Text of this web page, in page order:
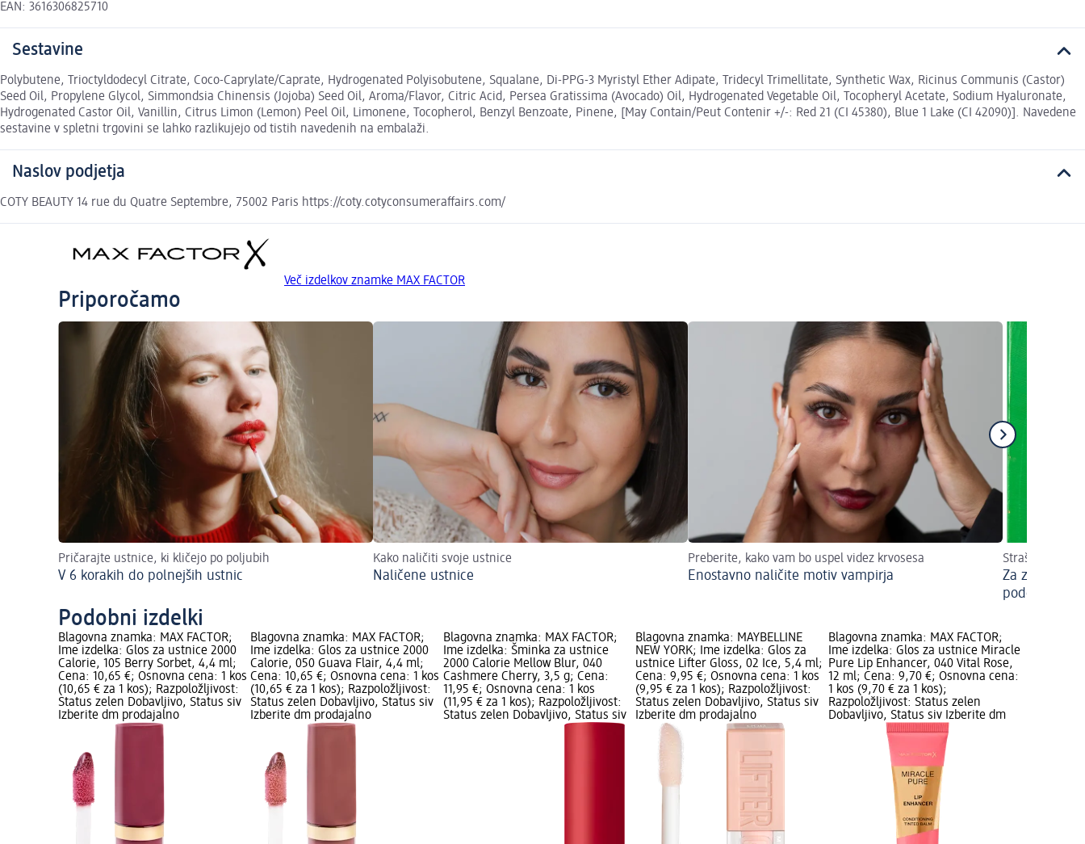
EAN: 3616306825710
Sestavine
Polybutene, Trioctyldodecyl Citrate, Coco-Caprylate/Caprate, Hydrogenated Polyisobutene, Squalane, Di-PPG-3 Myristyl Ether Adipate, Tridecyl Trimellitate, Synthetic Wax, Ricinus Communis (Castor)
Seed Oil, Propylene Glycol, Simmondsia Chinensis (Jojoba) Seed Oil, Aroma/Flavor, Citric Acid, Persea Gratissima (Avocado) Oil, Hydrogenated Vegetable Oil, Tocopheryl Acetate, Sodium Hyaluronate,
Hydrogenated Castor Oil, Vanillin, Citrus Limon (Lemon) Peel Oil, Limonene, Tocopherol, Benzyl Benzoate, Pinene, [May Contain/Peut Contenir +/-: Red 21 (CI 45380), Blue 1 Lake (CI 42090)]. Navedene
sestavine v spletni trgovini se lahko razlikujejo od tistih navedenih na embalaži.
Naslov podjetja
COTY BEAUTY 14 rue du Quatre Septembre, 75002 Paris https://coty.cotyconsumeraffairs.com/
Več izdelkov znamke MAX FACTOR
Priporočamo
Pričarajte ustnice, ki kličejo po poljubih
V 6 korakih do polnejših ustnic
Kako naličiti svoje ustnice
Naličene ustnice
Preberite, kako vam bo uspel videz krvosesa
Enostavno naličite motiv vampirja
Strašljiva
Za zabavo
podobi
Podobni izdelki
Blagovna znamka: MAX FACTOR;
Ime izdelka: Glos za ustnice 2000
Calorie, 105 Berry Sorbet, 4,4 ml;
Cena: 10,65 €; Osnovna cena: 1 kos
(10,65 € za 1 kos); Razpoložljivost:
Status zelen Dobavljivo, Status siv
Izberite dm prodajalno
Blagovna znamka: MAX FACTOR;
Ime izdelka: Glos za ustnice 2000
Calorie, 050 Guava Flair, 4,4 ml;
Cena: 10,65 €; Osnovna cena: 1 kos
(10,65 € za 1 kos); Razpoložljivost:
Status zelen Dobavljivo, Status siv
Izberite dm prodajalno
Blagovna znamka: MAX FACTOR;
Ime izdelka: Šminka za ustnice
2000 Calorie Mellow Blur, 040
Cashmere Cherry, 3,5 g; Cena:
11,95 €; Osnovna cena: 1 kos
(11,95 € za 1 kos); Razpoložljivost:
Status zelen Dobavljivo, Status siv
Blagovna znamka: MAYBELLINE
NEW YORK; Ime izdelka: Glos za
ustnice Lifter Gloss, 02 Ice, 5,4 ml;
Cena: 9,95 €; Osnovna cena: 1 kos
(9,95 € za 1 kos); Razpoložljivost:
Status zelen Dobavljivo, Status siv
Izberite dm prodajalno
Blagovna znamka: MAX FACTOR;
Ime izdelka: Glos za ustnice Miracle
Pure Lip Enhancer, 040 Vital Rose,
12 ml; Cena: 9,70 €; Osnovna cena:
1 kos (9,70 € za 1 kos);
Razpoložljivost: Status zelen
Dobavljivo, Status siv Izberite dm